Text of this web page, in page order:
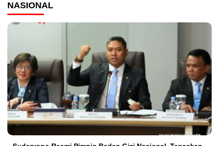
NASIONAL